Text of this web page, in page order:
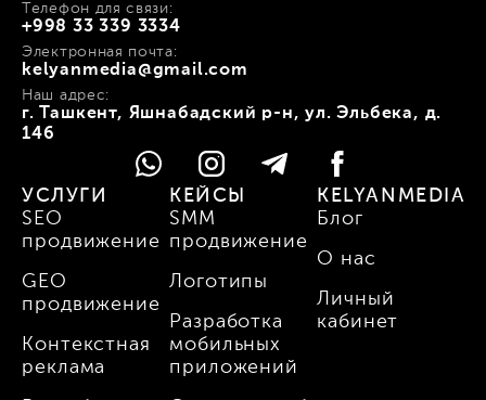
+998 33 339 3334
Телефон для связи:
kelyanmedia@gmail.com
Электронная почта:
г. Ташкент, Яшнабадский р-н, ул. Эльбека, д.
146
Наш адрес:
УСЛУГИ
SEO
продвижение
GEO
продвижение
Контекстная
реклама
КЕЙСЫ
SMM
продвижение
Логотипы
Разработка
мобильных
приложений
KELYANMEDIA
Блог
О нас
Личный
кабинет